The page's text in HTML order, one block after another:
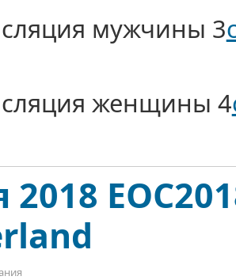
мужчины 3
женщины 4
2018